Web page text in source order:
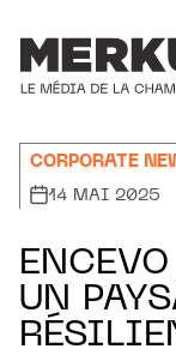
CORPORATE
14 MAI 2025
UN